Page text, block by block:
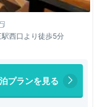
西口より徒歩5分
プランを見る